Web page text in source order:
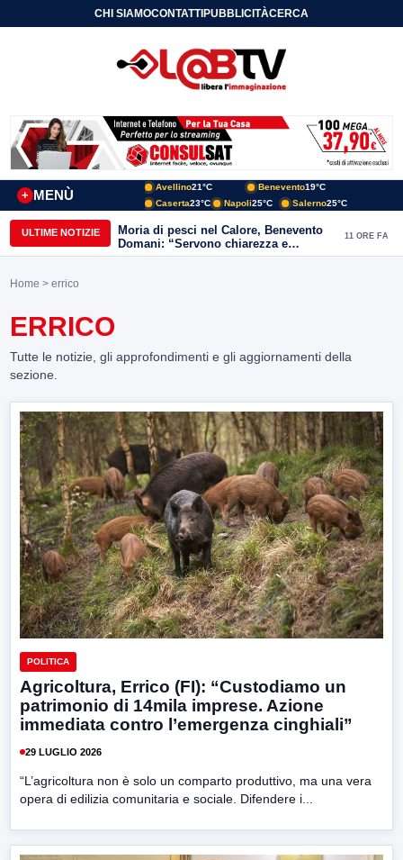
CHI SIAMOCONTATTIPUBBLICITÀCERCA
MENÙ
+
Avellino21°C Benevento19°C
Caserta23°C Napoli25°C Salerno25°C
ULTIME NOTIZIE
Moria di pesci nel Calore, Benevento
Domani: “Servono chiarezza e
approfondimenti sulla gestione
11 ORE FA
Home > errico
ERRICO
Tutte le notizie, gli approfondimenti e gli aggiornamenti della
sezione.
POLITICA
Agricoltura, Errico (FI): “Custodiamo un
patrimonio di 14mila imprese. Azione
immediata contro l’emergenza cinghiali”
29 LUGLIO 2026
“L’agricoltura non è solo un comparto produttivo, ma una vera
opera di edilizia comunitaria e sociale. Difendere i...